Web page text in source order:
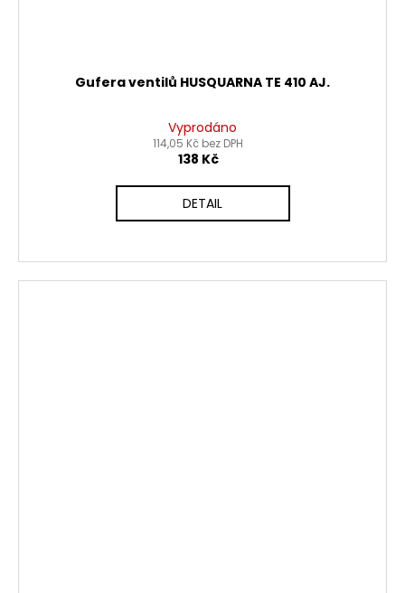
Gufera ventilů HUSQUARNA TE 410 AJ.
Vyprodáno
114,05 Kč bez DPH
138 Kč
DETAIL